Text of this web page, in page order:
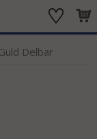
Delbar